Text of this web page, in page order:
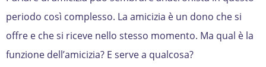
periodo così complesso. La amicizia è un dono che si
offre e che si riceve nello stesso momento. Ma qual è la
funzione dell’amicizia? E serve a qualcosa?